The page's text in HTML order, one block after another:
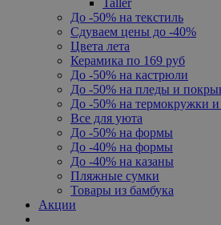
До -50% на текстиль
Сдуваем цены до -40%
Цвета лета
Керамика по 169 руб
До -50% на кастрюли
До -50% на пледы и
До -50% на термокружки
Все для уюта
До -50% на формы
До -40% на формы
До -40% на казаны
Пляжные сумки
Товары из бамбука
Акции